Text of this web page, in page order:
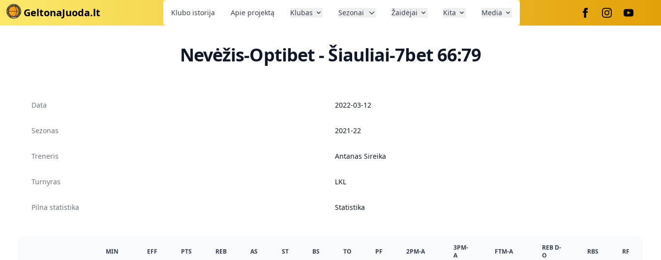
GeltonaJuoda.lt Klubo istorija Apie projektą Klubas Sezonai Žaidėjai Kita Media
Nevėžis-Optibet - Šiauliai-7bet 66:79
Data 2022-03-12
Sezonas 2021-22
Treneris Antanas Sireika
Turnyras LKL
Pilna statistika Statistika
MIN EFF PTS REB AS ST BS TO PF 2PM-A
3PM-
A
FTM-A
REB D-
O
RBS RF